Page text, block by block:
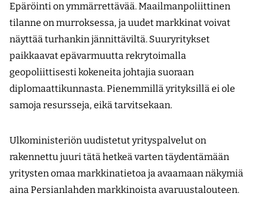
Epäröinti on ymmärrettävää. Maailmanpoliittinen
tilanne on murroksessa, ja uudet markkinat voivat
näyttää turhankin jännittäviltä. Suuryritykset
paikkaavat epävarmuutta rekrytoimalla
geopoliittisesti kokeneita johtajia suoraan
diplomaattikunnasta. Pienemmillä yrityksillä ei ole
samoja resursseja, eikä tarvitsekaan.
Ulkoministeriön uudistetut yrityspalvelut on
rakennettu juuri tätä hetkeä varten täydentämään
yritysten omaa markkinatietoa ja avaamaan näkymiä
aina Persianlahden markkinoista avaruustalouteen.